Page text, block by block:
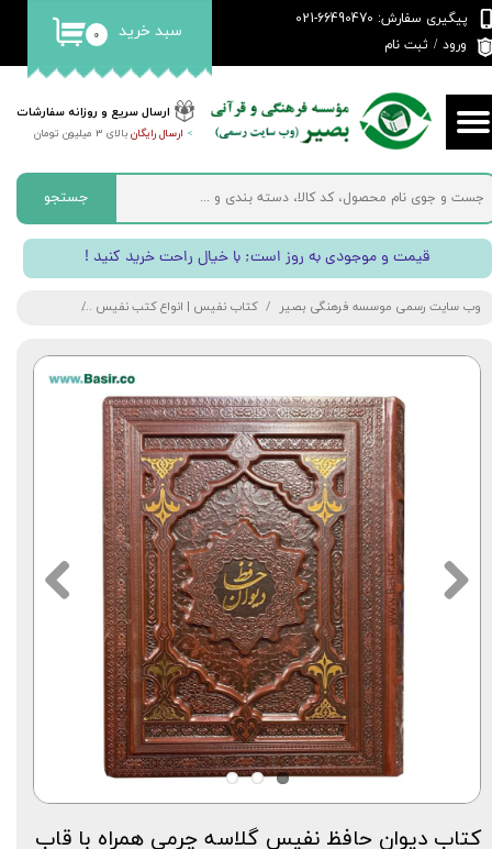
ارسال سریع و روزانه سفارشات
> ارسال رایگانبالای 3 میلیون تومان
پیگیری سفارش: 66490470-021
ورود / ثبت نام
حساب کاربری من
تغییر گذر واژه
سفارشات
خروج از حساب کاربری
۰ سبد خرید
جستجو
! قیمت و موجودی به روز است; با خیال راحت خرید کنید
وب سایت رسمی موسسه فرهنگی بصیر کتاب نفیس | انواع کتب نفیس
کتاب دیوان حافظ نفیس گلاسه چرمی همراه با قاب